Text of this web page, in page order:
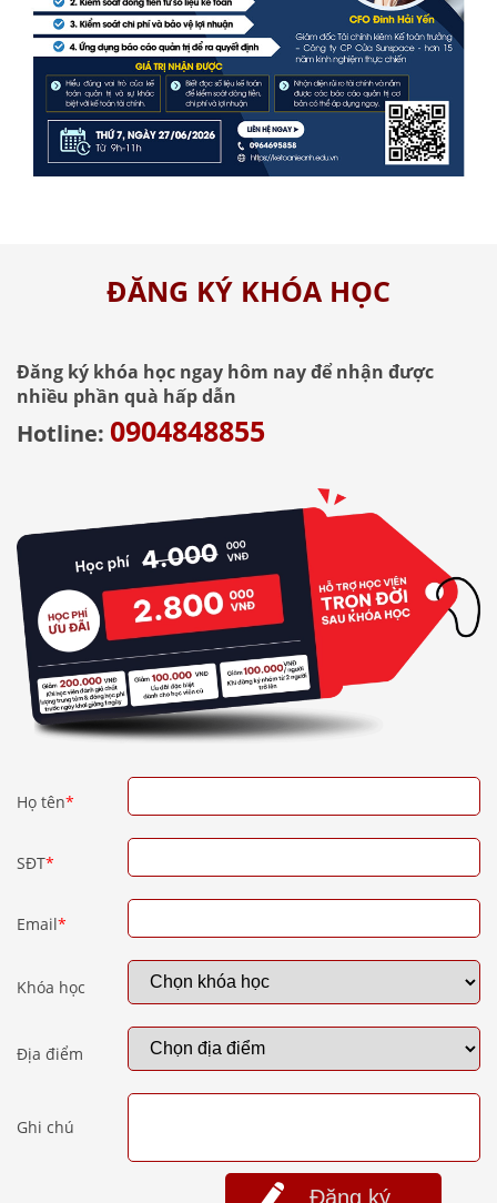
ĐĂNG KÝ KHÓA HỌC
Đăng ký khóa học ngay hôm nay để nhận được
nhiều phần quà hấp dẫn
Hotline: 0904848855
Họ tên*
SĐT*
Email*
Khóa học
Địa điểm
Ghi chú
Đăng ký